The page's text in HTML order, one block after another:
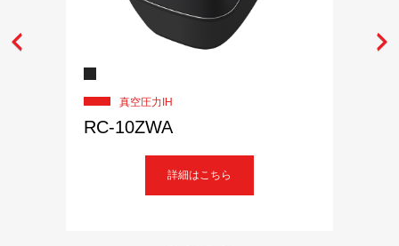
真空圧力IH
RC-10ZWA
詳細はこちら